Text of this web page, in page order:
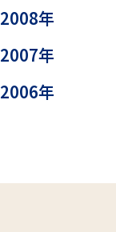
2008年
2007年
2006年